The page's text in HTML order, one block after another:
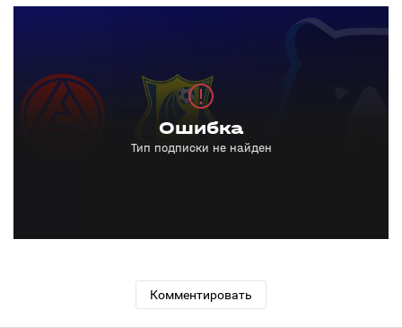
Комментировать